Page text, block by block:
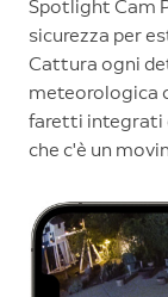
Spotlight Cam
sicurezza per
Cattura ogni
meteorologica
faretti integrati
che c'è un